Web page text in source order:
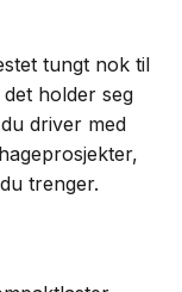
tungt nok til
holder seg
driver med
trenger.